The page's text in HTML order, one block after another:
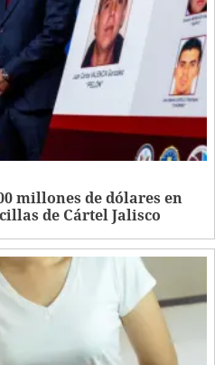
millones de dólares en
de Cártel Jalisco